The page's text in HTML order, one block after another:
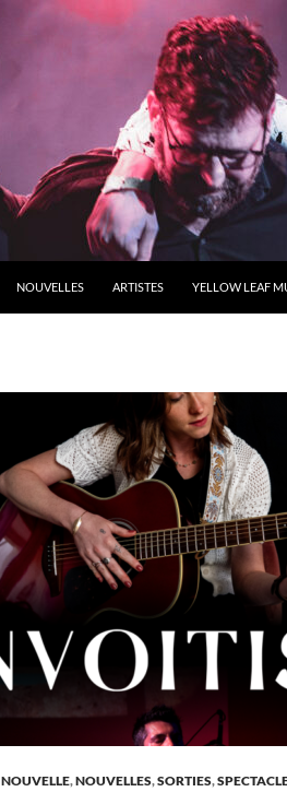
NOUVELLES ARTISTES YELLOW LEAF
NOUVELLE,NOUVELLES,SORTIES,